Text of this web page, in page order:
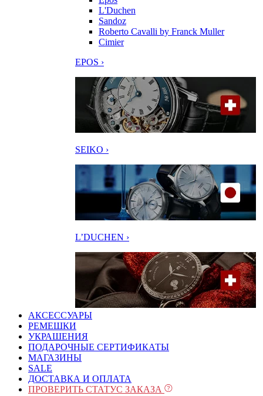
L'Duchen
Sandoz
Roberto Cavalli by Franck Muller
Cimier
EPOS ›
SEIKO ›
L’DUCHEN ›
АКСЕССУАРЫ
РЕМЕШКИ
УКРАШЕНИЯ
ПОДАРОЧНЫЕ СЕРТИФИКАТЫ
МАГАЗИНЫ
SALE
ДОСТАВКА И ОПЛАТА
ПРОВЕРИТЬ СТАТУС ЗАКАЗА